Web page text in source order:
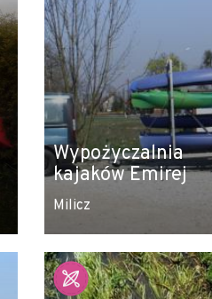
Wypożyczalnia
kajaków Emirej
Milicz